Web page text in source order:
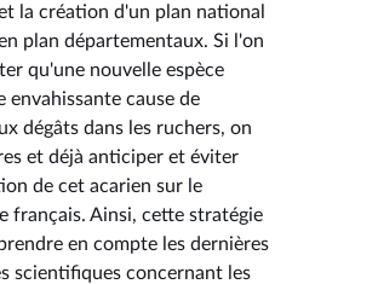
la création d'un plan national
plan départementaux. Si l'on
qu'une nouvelle espèce
envahissante cause de
dégâts dans les ruchers, on
et déjà anticiper et éviter
de cet acarien sur le
français. Ainsi, cette stratégie
en compte les dernières
scientifiques concernant les